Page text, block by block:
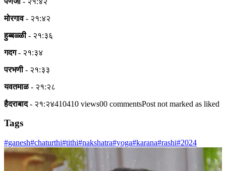
मोरगाव- २१:४२
हुब्बळ्ळी- २१:३६
गदग- २१:३४
परभणी- २१:३३
यवतमाळ- २१:२८
हैदराबाद- २१:२४410410 views00 commentsPost not marked as liked
Tags
#ganesh#chaturthi#tithi#nakshatra#yoga#karana#rashi#2024